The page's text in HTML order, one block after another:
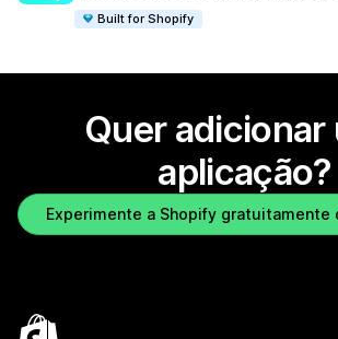
Built for Shopify
Quer adicionar
aplicação?
Experimente a Shopify gratuitamente